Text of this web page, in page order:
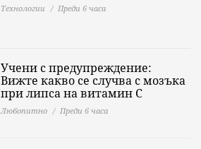
Технологии Преди 6 часа
Учени с предупреждение:
Вижте какво се случва с мозъка
при липса на витамин C
Любопитно Преди 6 часа